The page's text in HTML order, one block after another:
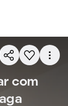
com